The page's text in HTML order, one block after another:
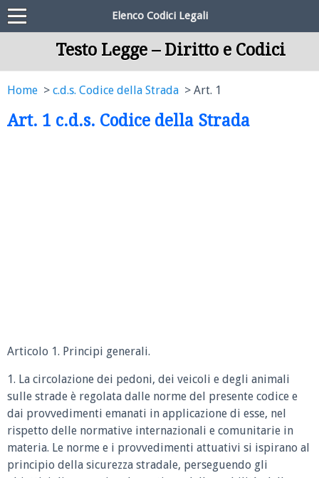
Elenco Codici Legali
Testo Legge – Diritto e Codici
Home c.d.s. Codice della Strada Art. 1
Art. 1 c.d.s. Codice della Strada
Articolo 1. Principi generali.
1. La circolazione dei pedoni, dei veicoli e degli animali
sulle strade è regolata dalle norme del presente codice e
dai provvedimenti emanati in applicazione di esse, nel
rispetto delle normative internazionali e comunitarie in
materia. Le norme e i provvedimenti attuativi si ispirano al
principio della sicurezza stradale, perseguendo gli